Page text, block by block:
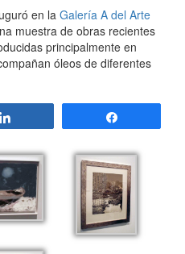
en la Galería A del Arte
muestra de obras recientes
principalmente en
óleos de diferentes